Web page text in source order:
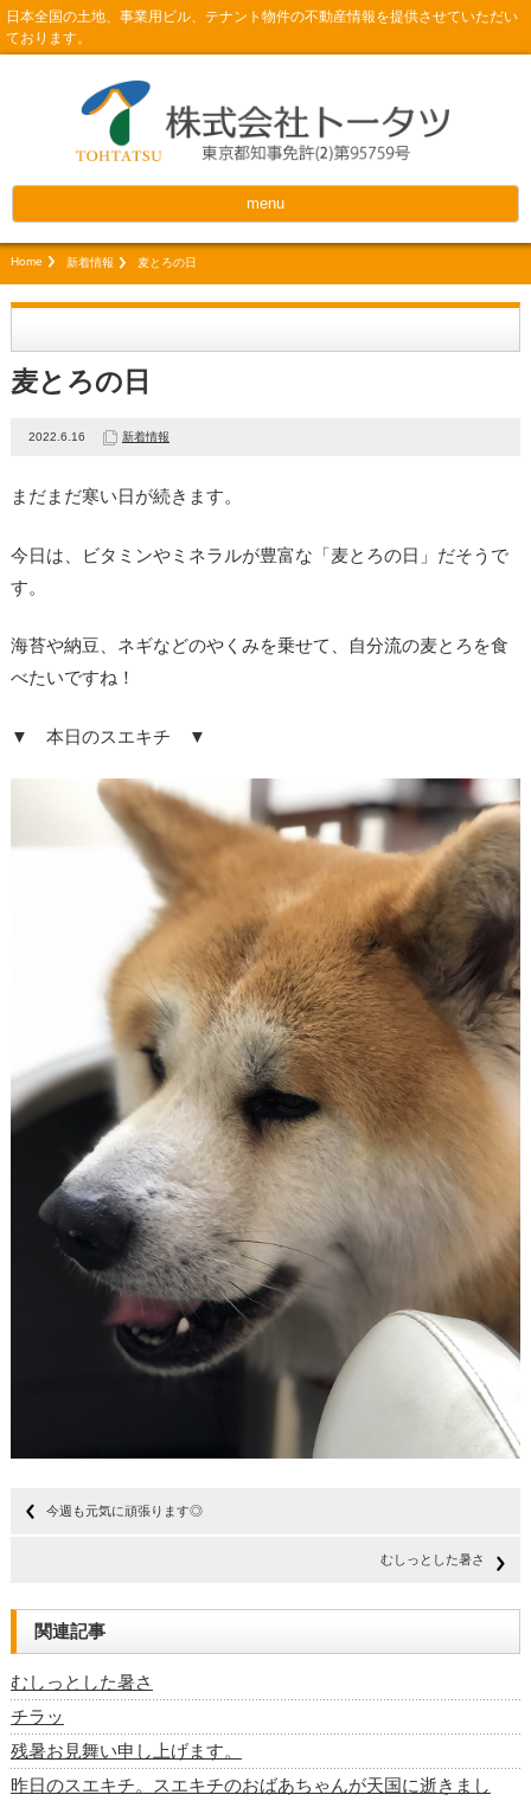
日本全国の土地、事業用ビル、テナント物件の不動産情報を提供させていただい
ております。
menu
Home 新着情報 麦とろの日
麦とろの日
2022.6.16 新着情報
まだまだ寒い日が続きます。
今日は、ビタミンやミネラルが豊富な「麦とろの日」だそうで
す。
海苔や納豆、ネギなどのやくみを乗せて、自分流の麦とろを食
べたいですね！
▼ 本日のスエキチ ▼
今週も元気に頑張ります◎
むしっとした暑さ
関連記事
むしっとした暑さ
チラッ
残暑お見舞い申し上げます。
昨日のスエキチ。スエキチのおばあちゃんが天国に逝きまし